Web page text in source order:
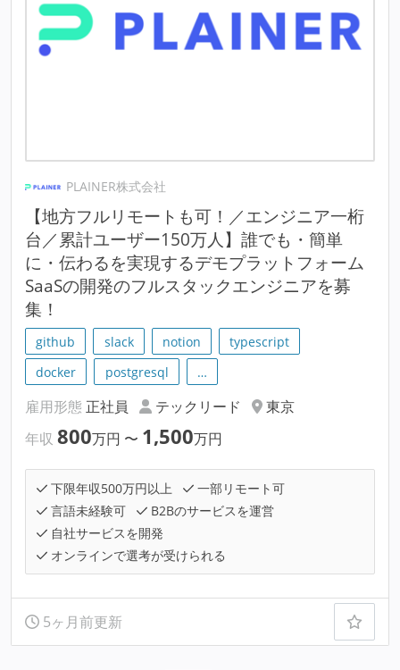
PLAINER株式会社
【地方フルリモートも可！／エンジニア一桁
台／累計ユーザー150万人】誰でも・簡単
に・伝わるを実現するデモプラットフォーム
SaaSの開発のフルスタックエンジニアを募
集！
github slack notion
typescript
docker
postgresql …
雇用形態 正社員 テックリード
東京
年収 800万円 〜 1,500万円
下限年収500万円以上
一部リモート可
言語未経験可
B2Bのサービスを運営
自社サービスを開発
オンラインで選考が受けられる
5ヶ月前更新